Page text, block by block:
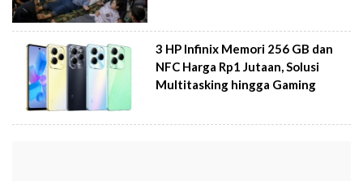
3 HP Infinix Memori 256 GB dan
NFC Harga Rp1 Jutaan, Solusi
Multitasking hingga Gaming